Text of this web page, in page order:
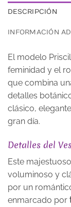
DESCRIPCIÓN
INFORMACIÓN
El modelo
feminidad y el
que combina
detalles
clásico,
gran día.
Detalles del
Este majestuoso
voluminoso y
por un
enmarcado por